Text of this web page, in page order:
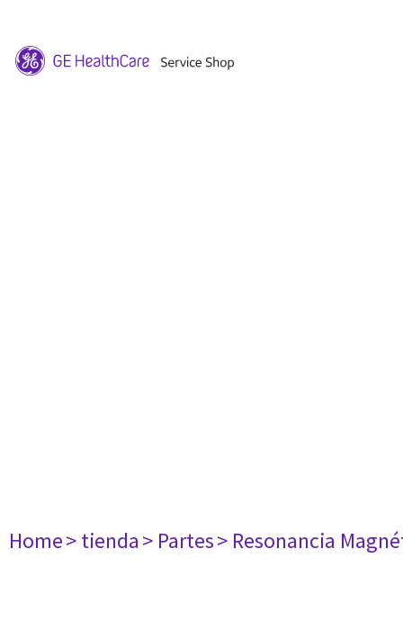
Home> tienda> Partes> Resonancia